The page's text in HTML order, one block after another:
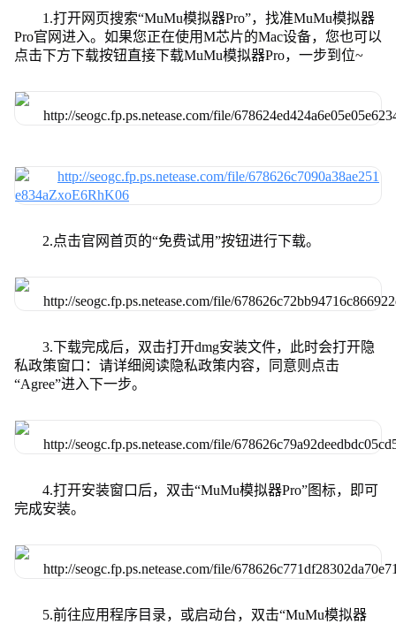
1.打开网页搜索“MuMu模拟器Pro”，找准MuMu模拟器
Pro官网进入。如果您正在使用M芯片的Mac设备，您也可以
点击下方下载按钮直接下载MuMu模拟器Pro，一步到位~
2.点击官网首页的“免费试用”按钮进行下载。
3.下载完成后，双击打开dmg安装文件，此时会打开隐
私政策窗口：请详细阅读隐私政策内容，同意则点击
“Agree”进入下一步。
4.打开安装窗口后，双击“MuMu模拟器Pro”图标，即可
完成安装。
5.前往应用程序目录，或启动台，双击“MuMu模拟器